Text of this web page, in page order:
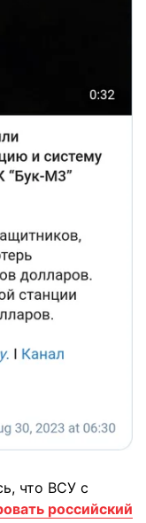
что ВСУ с
российский